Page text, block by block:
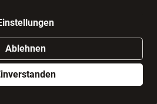
Ablehnen
Beutel E&N Lionne
49,99 €